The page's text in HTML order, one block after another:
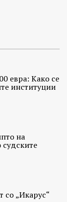
евра: Како се
институции
на
судските
со „Икарус“